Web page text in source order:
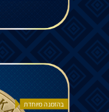
בהזמנה מיוחדת